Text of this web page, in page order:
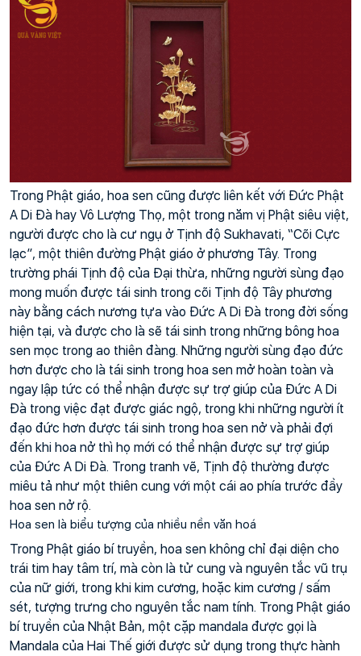
Trong Phật giáo, hoa sen cũng được liên kết với Đức Phật
A Di Đà hay Vô Lượng Thọ, một trong năm vị Phật siêu việt,
người được cho là cư ngụ ở Tịnh độ Sukhavati, “Cõi Cực
lạc”, một thiên đường Phật giáo ở phương Tây. Trong
trường phái Tịnh độ của Đại thừa, những người sùng đạo
mong muốn được tái sinh trong cõi Tịnh độ Tây phương
này bằng cách nương tựa vào Đức A Di Đà trong đời sống
hiện tại, và được cho là sẽ tái sinh trong những bông hoa
sen mọc trong ao thiên đàng. Những người sùng đạo đức
hơn được cho là tái sinh trong hoa sen mở hoàn toàn và
ngay lập tức có thể nhận được sự trợ giúp của Đức A Di
Đà trong việc đạt được giác ngộ, trong khi những người ít
đạo đức hơn được tái sinh trong hoa sen nở và phải đợi
đến khi hoa nở thì họ mới có thể nhận được sự trợ giúp
của Đức A Di Đà. Trong tranh vẽ, Tịnh độ thường được
miêu tả như một thiên cung với một cái ao phía trước đầy
hoa sen nở rộ.
Hoa sen là biểu tượng của nhiều nền văn hoá
Trong Phật giáo bí truyền, hoa sen không chỉ đại diện cho
trái tim hay tâm trí, mà còn là tử cung và nguyên tắc vũ trụ
của nữ giới, trong khi kim cương, hoặc kim cương / sấm
sét, tượng trưng cho nguyên tắc nam tính. Trong Phật giáo
bí truyền của Nhật Bản, một cặp mandala được gọi là
Mandala của Hai Thế giới được sử dụng trong thực hành